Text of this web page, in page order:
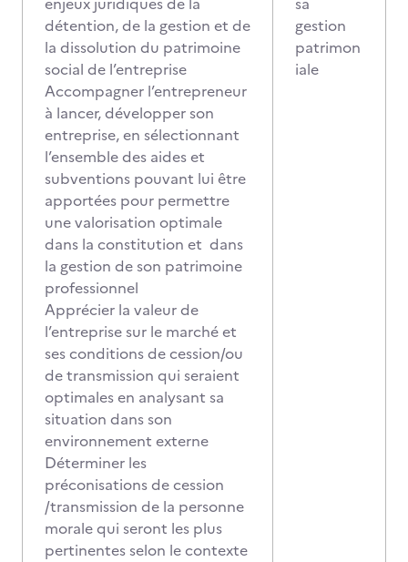
détention, de la gestion et de
la dissolution du patrimoine
social de l’entreprise
Accompagner l’entrepreneur
à lancer, développer son
entreprise, en sélectionnant
l’ensemble des aides et
subventions pouvant lui être
apportées pour permettre
une valorisation optimale
dans la constitution et dans
la gestion de son patrimoine
professionnel
Apprécier la valeur de
l’entreprise sur le marché et
ses conditions de cession/ou
de transmission qui seraient
optimales en analysant sa
situation dans son
environnement externe
Déterminer les
préconisations de cession
/transmission de la personne
morale qui seront les plus
pertinentes selon le contexte
gestion
patrimon
iale